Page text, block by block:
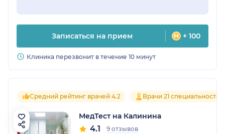
Записаться на прием + 100
Клиника перезвонит в течение 10 минут
Средний рейтинг врачей 4.2 Врачи 21 специальностей
МедТест на Калинина
4.1 9 отзывов